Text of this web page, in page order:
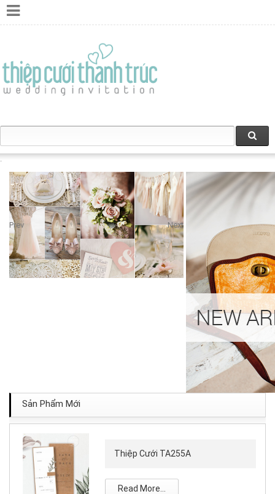
Prev Next
Sản Phẩm Mới
Thiệp Cưới TA255A
Read More...